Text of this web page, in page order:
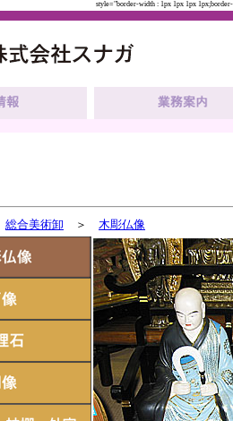
style="border-width : 1px 1px 1px
総合美術卸 ＞ 木彫仏像